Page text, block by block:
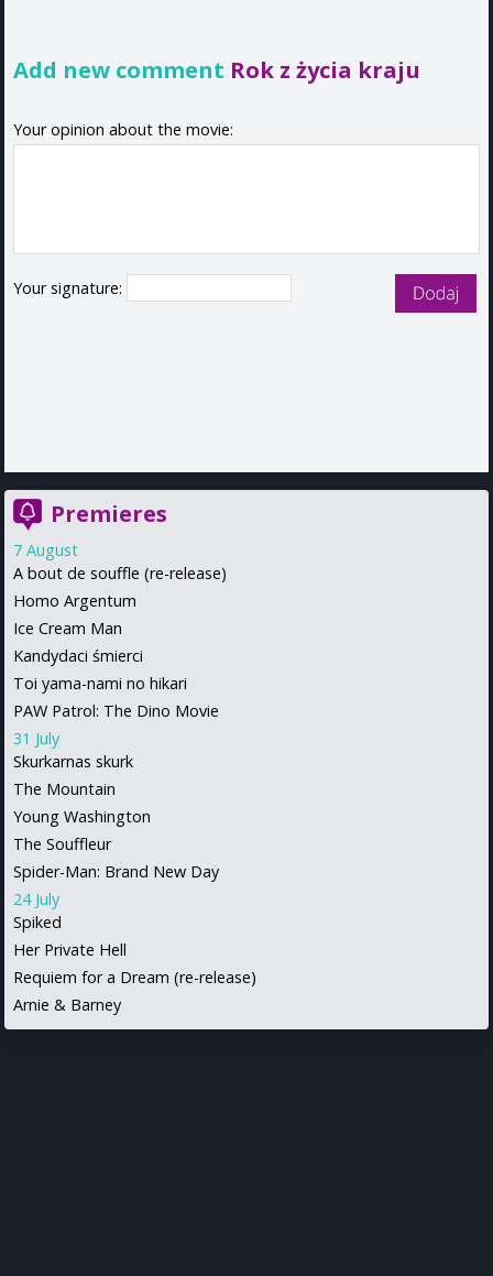
Add new comment Rok z życia kraju
Your opinion about the movie:
Your signature:
Premieres
7 August
A bout de souffle (re-release)
Homo Argentum
Ice Cream Man
Kandydaci śmierci
Toi yama-nami no hikari
PAW Patrol: The Dino Movie
31 July
Skurkarnas skurk
The Mountain
Young Washington
The Souffleur
Spider-Man: Brand New Day
24 July
Spiked
Her Private Hell
Requiem for a Dream (re-release)
Arnie & Barney